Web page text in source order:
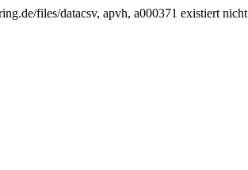
files/datacsv, apvh, a000371 existiert nicht